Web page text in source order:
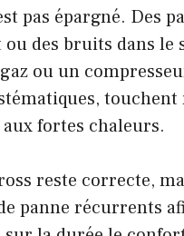
pas épargné. Des
des bruits dans le
ou un
fortes chaleurs.
reste correcte,
panne récurrents